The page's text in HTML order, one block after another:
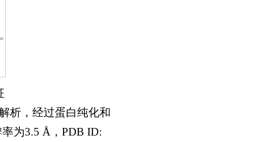
析，经过蛋白纯化和
为3.5 Å，PDB ID: